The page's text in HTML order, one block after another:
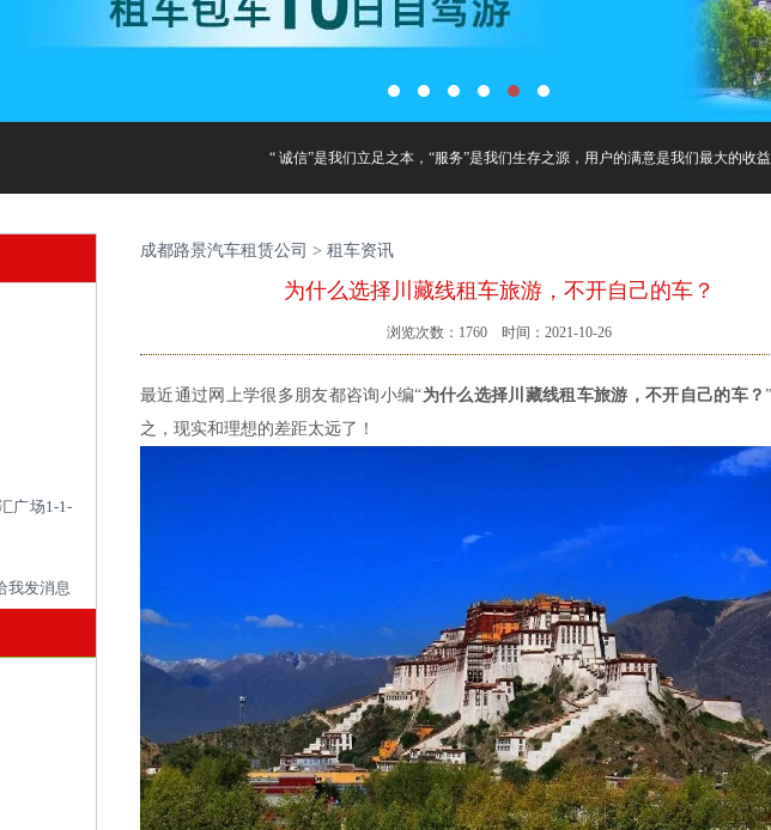
“ 诚信”是我们立足之本，“服务”是我们生存之源，用户的满意是我们最大的收益、
广场1-1-
成都路景汽车租赁公司 > 租车资讯
为什么选择川藏线租车旅游，不开自己的车？
浏览次数： 1760 时间：2021-10-26
最近通过网上学很多朋友都咨询小编“为什么选择川藏线租车旅游，不开自己的车？
之，现实和理想的差距太远了！